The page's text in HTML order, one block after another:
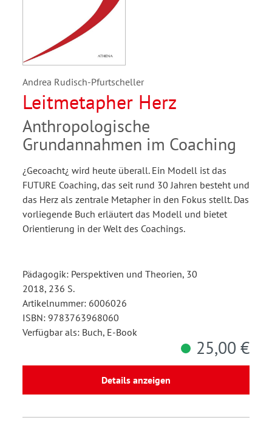
Andrea Rudisch-Pfurtscheller
Leitmetapher Herz
Anthropologische
Grundannahmen im Coaching
¿Gecoacht¿ wird heute überall. Ein Modell ist das
FUTURE Coaching, das seit rund 30 Jahren besteht und
das Herz als zentrale Metapher in den Fokus stellt. Das
vorliegende Buch erläutert das Modell und bietet
Orientierung in der Welt des Coachings.
Pädagogik: Perspektiven und Theorien, 30
2018, 236 S.
Artikelnummer: 6006026
ISBN: 9783763968060
Verfügbar als: Buch, E-Book
25,00 €
Details anzeigen